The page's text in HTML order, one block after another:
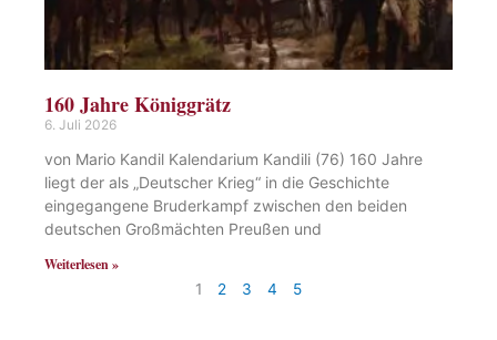
160 Jahre Königgrätz
6. Juli 2026
von Mario Kandil Kalendarium Kandili (76) 160 Jahre
liegt der als „Deutscher Krieg“ in die Geschichte
eingegangene Bruderkampf zwischen den beiden
deutschen Großmächten Preußen und
Weiterlesen »
1 2 3 4 5